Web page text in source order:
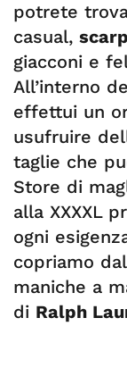
potrete
casual,
giacconi e
All’interno
effettui un
usufruire
taglie che
Store di
alla XXXXL
ogni
copriamo
maniche a
di Ralph